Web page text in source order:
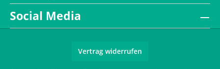
Social Media
Vertrag widerrufen